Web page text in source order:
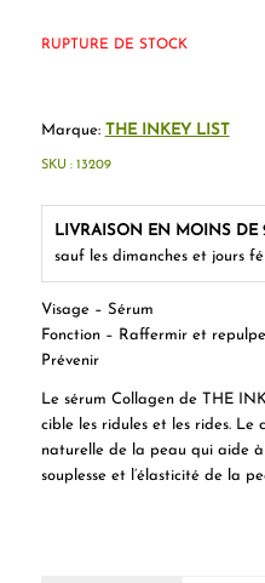
Visage – Sérum
Fonction – Raffermir et
Prévenir
Le sérum Collagen de THE
cible les ridules et les rides. Le
naturelle de la peau qui aide
souplesse et l’élasticité de la
RUPTURE DE STOCK
Marque: THE INKEY LIST
LIVRAISON EN MOINS DE
sauf les dimanches et jours
SKU : 13209